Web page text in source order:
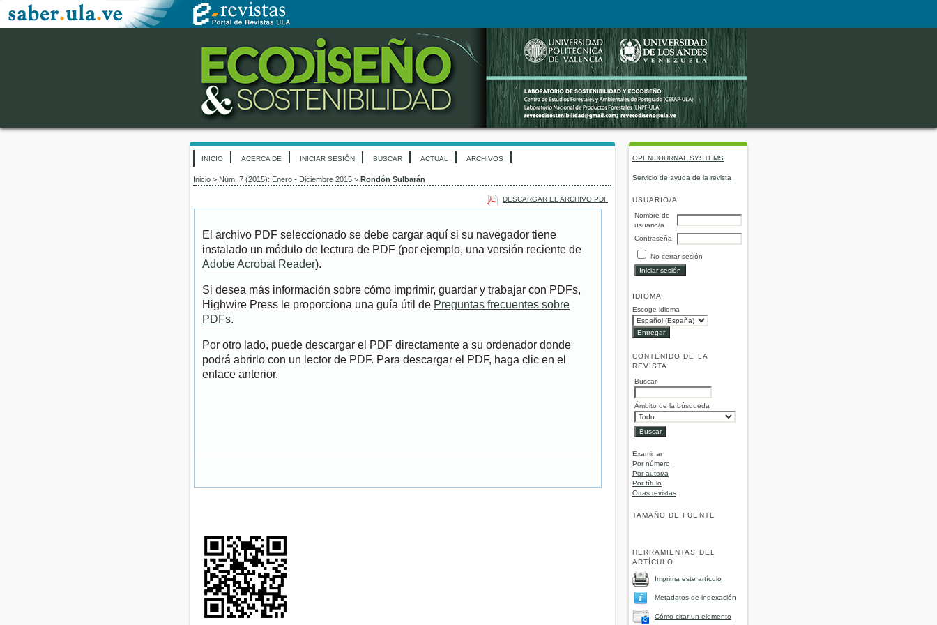
OPEN JOURNAL SYSTEMS
Servicio de ayuda de la revista
USUARIO/A
Nombre de
usuario/a
Contraseña
No cerrar sesión
IDIOMA
Escoge idioma
CONTENIDO DE LA
REVISTA
Buscar
Ámbito de la búsqueda
Examinar
Por número
Por autor/a
Por título
Otras revistas
TAMAÑO DE FUENTE
HERRAMIENTAS DEL
ARTÍCULO
Imprima este artículo
Metadatos de indexación
Cómo citar un elemento
INICIO ACERCA DE INICIAR SESIÓN BUSCAR ACTUAL ARCHIVOS
Inicio > Núm. 7 (2015): Enero - Diciembre 2015 > Rondón Sulbarán
DESCARGAR EL ARCHIVO PDF
El archivo PDF seleccionado se debe cargar aquí si su navegador tiene
instalado un módulo de lectura de PDF (por ejemplo, una versión reciente de
Adobe Acrobat Reader).
Si desea más información sobre cómo imprimir, guardar y trabajar con PDFs,
Highwire Press le proporciona una guía útil de Preguntas frecuentes sobre
PDFs.
Por otro lado, puede descargar el PDF directamente a su ordenador donde
podrá abrirlo con un lector de PDF. Para descargar el PDF, haga clic en el
enlace anterior.